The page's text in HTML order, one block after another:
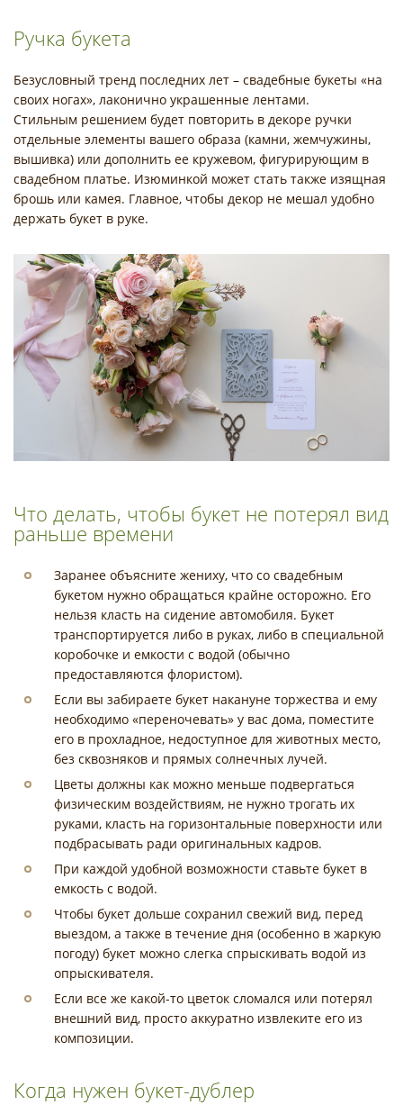
Ручка букета
Безусловный тренд последних лет – свадебные букеты «на
своих ногах», лаконично украшенные лентами.
Стильным решением будет повторить в декоре ручки
отдельные элементы вашего образа (камни, жемчужины,
вышивка) или дополнить ее кружевом, фигурирующим в
свадебном платье. Изюминкой может стать также изящная
брошь или камея. Главное, чтобы декор не мешал удобно
держать букет в руке.
Что делать, чтобы букет не потерял вид
раньше времени
Заранее объясните жениху, что со свадебным
букетом нужно обращаться крайне осторожно. Его
нельзя класть на сидение автомобиля. Букет
транспортируется либо в руках, либо в специальной
коробочке и емкости с водой (обычно
предоставляются флористом).
Если вы забираете букет накануне торжества и ему
необходимо «переночевать» у вас дома, поместите
его в прохладное, недоступное для животных место,
без сквозняков и прямых солнечных лучей.
Цветы должны как можно меньше подвергаться
физическим воздействиям, не нужно трогать их
руками, класть на горизонтальные поверхности или
подбрасывать ради оригинальных кадров.
При каждой удобной возможности ставьте букет в
емкость с водой.
Чтобы букет дольше сохранил свежий вид, перед
выездом, а также в течение дня (особенно в жаркую
погоду) букет можно слегка спрыскивать водой из
опрыскивателя.
Если все же какой-то цветок сломался или потерял
внешний вид, просто аккуратно извлеките его из
композиции.
Когда нужен букет-дублер